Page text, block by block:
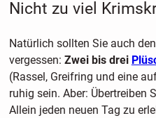
Nicht zu viel
Natürlich sollten Sie auch
vergessen: Zwei bis drei
(Rassel, Greifring und eine
ruhig sein. Aber: Übertreiben
Allein jeden neuen Tag zu